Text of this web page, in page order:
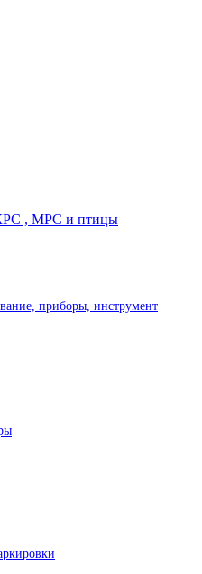
, МРС и птицы
приборы, инструмент